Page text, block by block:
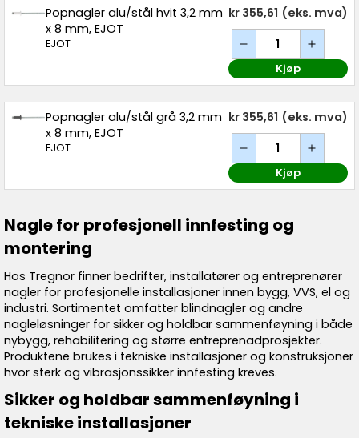
Popnagler alu/stål hvit 3,2 mm
x 8 mm, EJOT
EJOT
kr 355,61 (eks. mva)
Kjøp
Popnagler alu/stål grå 3,2 mm
x 8 mm, EJOT
EJOT
kr 355,61 (eks. mva)
Kjøp
Nagle for profesjonell innfesting og
montering
Hos Tregnor finner bedrifter, installatører og entreprenører
nagler for profesjonelle installasjoner innen bygg, VVS, el og
industri. Sortimentet omfatter blindnagler og andre
nagleløsninger for sikker og holdbar sammenføyning i både
nybygg, rehabilitering og større entreprenadprosjekter.
Produktene brukes i tekniske installasjoner og konstruksjoner
hvor sterk og vibrasjonssikker innfesting kreves.
Sikker og holdbar sammenføyning i
tekniske installasjoner